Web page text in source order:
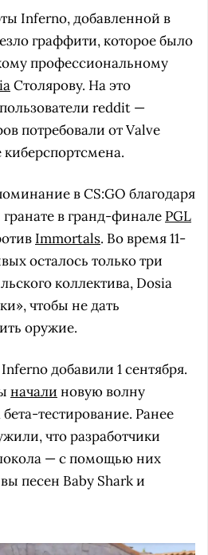
Inferno, добавленной в
граффити, которое было
профессиональному
Столярову. На это
reddit —
потребовали от Valve
в CS:GO благодаря
в гранд-финале PGL
Immortals. Во время 11-
осталось только три
коллектива, Dosia
чтобы не дать
оружие.
добавили 1 сентября.
начали новую волну
тестирование. Ранее
что разработчики
— с помощью них
песен Baby Shark и